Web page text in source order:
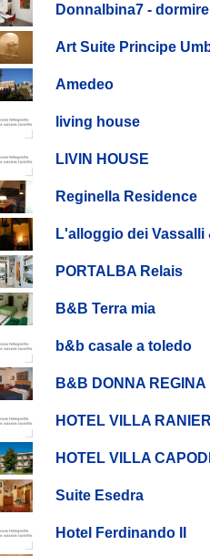
Donnalbina7 -
Art Suite Principe
Amedeo
living house
LIVIN HOUSE
Reginella Residence
L'alloggio dei Vassalli
PORTALBA Relais
B&B Terra mia
b&b casale a toledo
B&B DONNA REGINA
HOTEL VILLA
HOTEL VILLA
Suite Esedra
Hotel Ferdinando II